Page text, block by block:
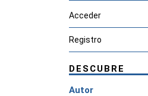
Acceder
Registro
DESCUBRE
Autor